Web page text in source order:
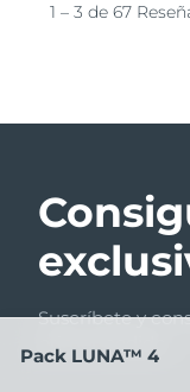
Suscríbete y
primer pedido.
Pack LUNA™ 4